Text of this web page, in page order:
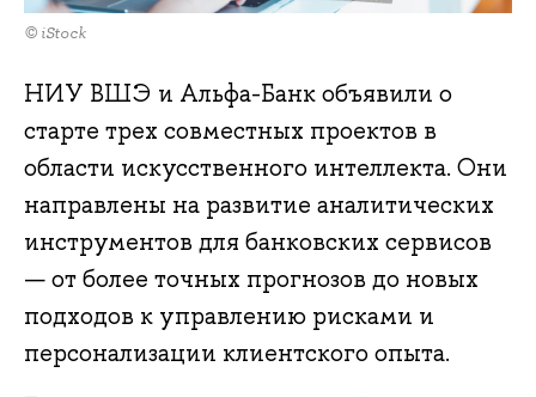
© iStock
НИУ ВШЭ и Альфа-Банк объявили о
старте трех совместных проектов в
области искусственного интеллекта. Они
направлены на развитие аналитических
инструментов для банковских сервисов
— от более точных прогнозов до новых
подходов к управлению рисками и
персонализации клиентского опыта.